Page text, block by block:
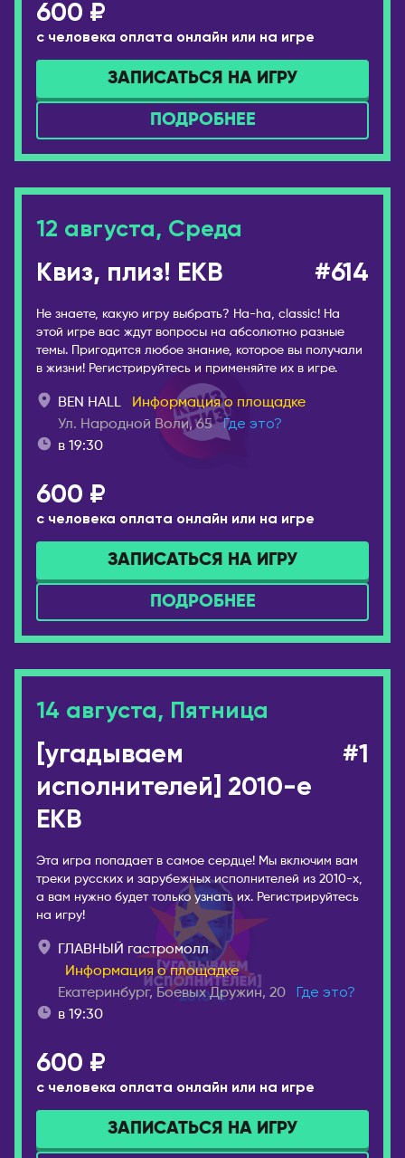
Новороссийск
Новосибирск
Новый Уренгой
Обнинск
Октябрьский
Оренбург
Пенза
Петрозаводск
Петропавловск-
Камчатский
Псков
Пятигорск
Ростов-на-Дону
Самара
Сарапул
Севастополь
Северобайкальск
Симферополь
Сосновоборск
Старый Оскол
Стерлитамак
Ступино
Сургут
Сыктывкар
Тамбов
Тверь
Тольятти
Тула
Виннипег
Калгари
Монреаль
Оттава
Торонто
Лимассол
Пафос
КИТАЙ
Пекин
Ханчжоу
Шанхай
ЛАТВИЯ
Рига
Кишинёв
НИДЕРЛАНДЫ
Абу-Даби
ПОРТУГАЛИЯ
Ансан
Инчхон
Сеул
СЕРБИЯ
Белград
Нью-Йорк
Филадельфия
600 ₽
с человека оплата онлайн или на игре
ЗАПИСАТЬСЯ НА ИГРУ
ПОДРОБНЕЕ
12 августа, Среда
Квиз, плиз! EKB #614
Не знаете, какую игру выбрать? Ha-ha, classic! На
этой игре вас ждут вопросы на абсолютно разные
темы. Пригодится любое знание, которое вы получали
в жизни! Регистрируйтесь и применяйте их в игре.
BEN HALL
Информация о площадке
Ул. Народной Воли, 65 Где это?
в 19:30
600 ₽
с человека оплата онлайн или на игре
ЗАПИСАТЬСЯ НА ИГРУ
ПОДРОБНЕЕ
14 августа, Пятница
[угадываем
исполнителей] 2010-е
EKB
#1
Эта игра попадает в самое сердце! Мы включим вам
треки русских и зарубежных исполнителей из 2010-х,
а вам нужно будет только узнать их. Регистрируйтесь
на игру!
ГЛАВНЫЙ гастромолл
Информация о площадке
Екатеринбург, Боевых Дружин, 20
Где это?
в 19:30
600 ₽
с человека оплата онлайн или на игре
ЗАПИСАТЬСЯ НА ИГРУ